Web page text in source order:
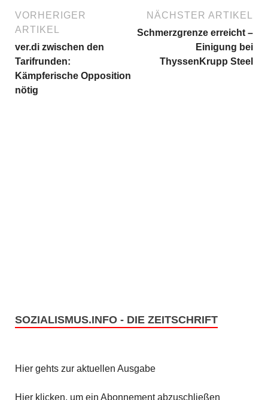
VORHERIGER
ARTIKEL
ver.di zwischen den
Tarifrunden:
Kämpferische Opposition
nötig
NÄCHSTER ARTIKEL
Schmerzgrenze erreicht –
Einigung bei
ThyssenKrupp Steel
SOZIALISMUS.INFO - DIE ZEITSCHRIFT
Hier gehts zur aktuellen Ausgabe
Hier klicken, um ein Abonnement abzuschließen